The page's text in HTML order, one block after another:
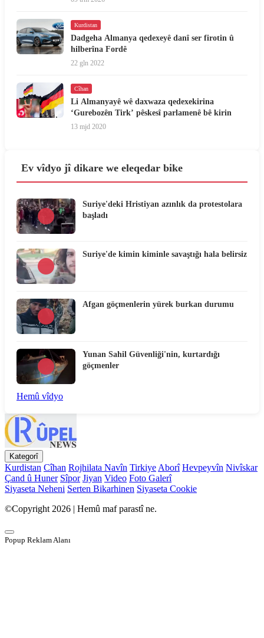
Kurdistan
Dadgeha Almanya qedexeyê danî ser firotin û
hilberîna Fordê
22 gln 2022
Cîhan
Li Almanyayê wê daxwaza qedexekirina
‘Gurebozên Tirk’ pêskesî parlamenê bê kirin
13 mjd 2020
Ev vîdyo jî dikare we eleqedar bike
Suriye'deki Hristiyan azınlık da protestolara
başladı
Suriye'de kimin kiminle savaştığı hala belirsiz
Afgan göçmenlerin yürek burkan durumu
Yunan Sahil Güvenliği'nin, kurtardığı
göçmenler
Hemû vîdyo
Kategorî
Kurdistan Cîhan Rojhilata Navîn TirkiyeAborî Hevpeyvîn Nivîskar
Çand û Huner Sîpor Jiyan Video Foto Galerî
Siyaseta Neheni Serten Bikarhinen Siyaseta Cookie
©Copyright 2026 | Hemû maf parastî ne.
Popup Reklam Alanı